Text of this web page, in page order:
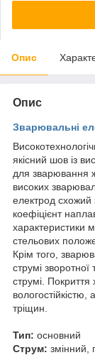
Опис
Опис
Зварювальні
якісний шов із
для зварювання
високих
електрод
коефіцієнт
характеристики
стельових
Крім того,
струмі
струмі.
тріщин.
Тип: основний
Струм: змінний,